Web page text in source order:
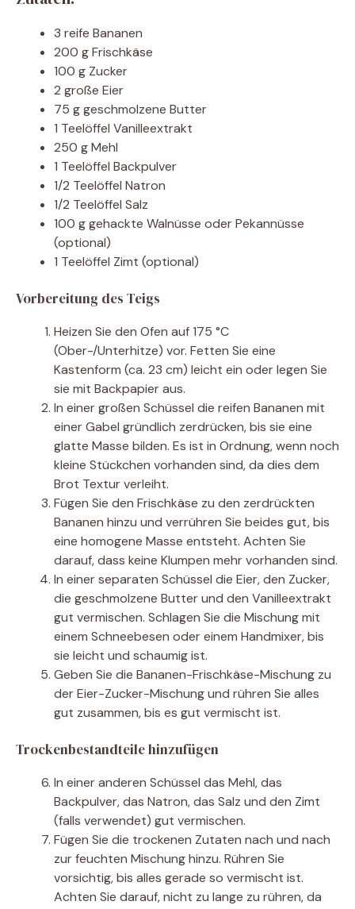
3 reife Bananen
200 g Frischkäse
100 g Zucker
2 große Eier
75 g geschmolzene Butter
1 Teelöffel Vanilleextrakt
250 g Mehl
1 Teelöffel Backpulver
1/2 Teelöffel Natron
1/2 Teelöffel Salz
100 g gehackte Walnüsse oder Pekannüsse
(optional)
1 Teelöffel Zimt (optional)
Vorbereitung des Teigs
Heizen Sie den Ofen auf 175 °C
(Ober-/Unterhitze) vor. Fetten Sie eine
Kastenform (ca. 23 cm) leicht ein oder legen Sie
sie mit Backpapier aus.
In einer großen Schüssel die reifen Bananen mit
einer Gabel gründlich zerdrücken, bis sie eine
glatte Masse bilden. Es ist in Ordnung, wenn noch
kleine Stückchen vorhanden sind, da dies dem
Brot Textur verleiht.
Fügen Sie den Frischkäse zu den zerdrückten
Bananen hinzu und verrühren Sie beides gut, bis
eine homogene Masse entsteht. Achten Sie
darauf, dass keine Klumpen mehr vorhanden sind.
In einer separaten Schüssel die Eier, den Zucker,
die geschmolzene Butter und den Vanilleextrakt
gut vermischen. Schlagen Sie die Mischung mit
einem Schneebesen oder einem Handmixer, bis
sie leicht und schaumig ist.
Geben Sie die Bananen-Frischkäse-Mischung zu
der Eier-Zucker-Mischung und rühren Sie alles
gut zusammen, bis es gut vermischt ist.
Trockenbestandteile hinzufügen
In einer anderen Schüssel das Mehl, das
Backpulver, das Natron, das Salz und den Zimt
(falls verwendet) gut vermischen.
Fügen Sie die trockenen Zutaten nach und nach
zur feuchten Mischung hinzu. Rühren Sie
vorsichtig, bis alles gerade so vermischt ist.
Achten Sie darauf, nicht zu lange zu rühren, da